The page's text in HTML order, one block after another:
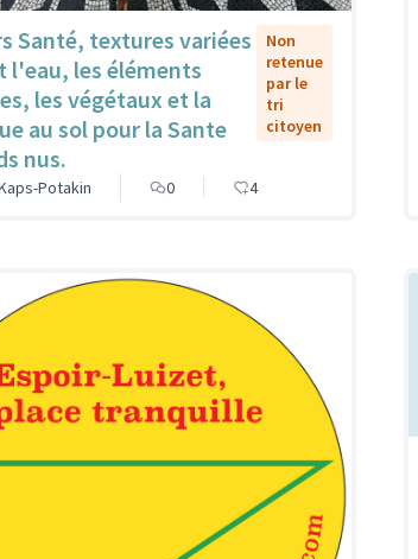
Santé, textures variées
l'eau, les éléments
les végétaux et la
au sol pour la Sante
nus.
Non
retenue
par le
tri
citoyen
Potakin 0 4